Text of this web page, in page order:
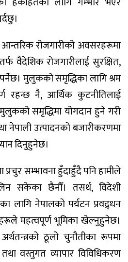
आन्तरिक रोजगारीको अवसरहरूमा
वैदेशिक रोजगारीलाई सुरक्षित,
मुलुकको समृद्धिका लागि श्रम
रहन्छ नै, आर्थिक कुटनीतिलाई
मुलुकको समृद्धिमा योगदान हुने गरी
नेपाली उत्पादनको बजारीकरणमा
दिनुहुनेछ।
सम्भावना हुँदाहुँदै पनि हामीले
सकेका छैनौँ। तसर्थ, विदेशी
लागि नेपालको पर्यटन प्रवद्र्धन
महत्वपूर्ण भूमिका खेल्नुहुनेछ।
ठूलो चुनौतीका रूपमा
वस्तुगत व्यापार विविधिकरण